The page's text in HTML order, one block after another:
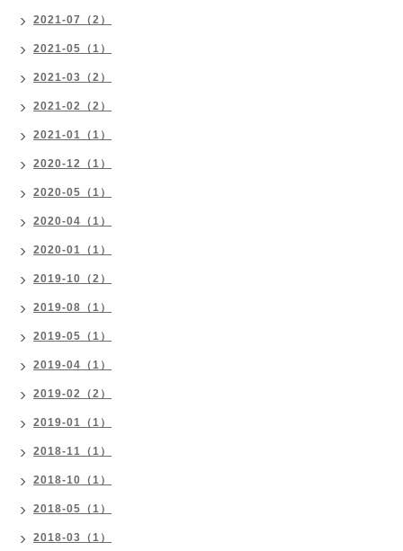
2021-07（2）
2021-05（1）
2021-03（2）
2021-02（2）
2021-01（1）
2020-12（1）
2020-05（1）
2020-04（1）
2020-01（1）
2019-10（2）
2019-08（1）
2019-05（1）
2019-04（1）
2019-02（2）
2019-01（1）
2018-11（1）
2018-10（1）
2018-05（1）
2018-03（1）